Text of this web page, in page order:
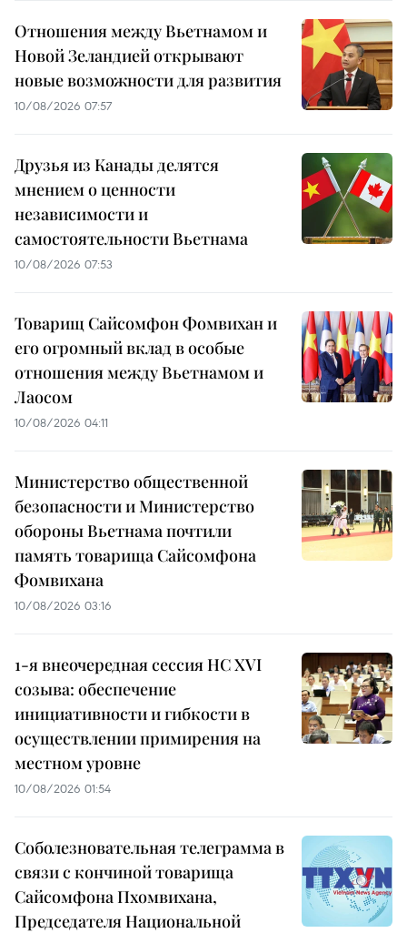
Отношения между Вьетнамом и
Новой Зеландией открывают
новые возможности для развития
10/08/2026 07:57
Друзья из Канады делятся
мнением о ценности
независимости и
самостоятельности Вьетнама
10/08/2026 07:53
Товарищ Сайсомфон Фомвихан и
его огромный вклад в особые
отношения между Вьетнамом и
Лаосом
10/08/2026 04:11
Министерство общественной
безопасности и Министерство
обороны Вьетнама почтили
память товарища Сайсомфона
Фомвихана
10/08/2026 03:16
1-я внеочередная сессия НС XVI
созыва: обеспечение
инициативности и гибкости в
осуществлении примирения на
местном уровне
10/08/2026 01:54
Соболезновательная телеграмма в
связи с кончиной товарища
Сайсомфона Пхомвихана,
Председателя Национальной